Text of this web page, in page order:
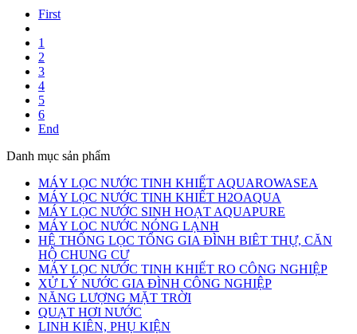
First
1
2
3
4
5
6
End
Danh mục sản phẩm
MÁY LỌC NƯỚC TINH KHIẾT AQUAROWASEA
MÁY LỌC NƯỚC TINH KHIẾT H2OAQUA
MÁY LỌC NƯỚC SINH HOẠT AQUAPURE
MÁY LOC NƯỚC NÓNG LẠNH
HỆ THỐNG LỌC TỔNG GIA ĐÌNH BIÊT THỰ, CĂN
HỘ CHUNG CƯ
MÁY LỌC NƯỚC TINH KHIẾT RO CÔNG NGHIỆP
XỬ LÝ NƯỚC GIA ĐÌNH CÔNG NGHIỆP
NĂNG LƯỢNG MẶT TRỜI
QUẠT HƠI NƯỚC
LINH KIÊN, PHỤ KIỆN